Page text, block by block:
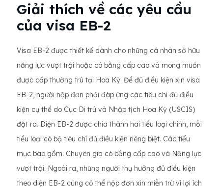
Giải thích về các yêu cầu
của visa EB-2
Visa EB-2 được thiết kế dành cho những cá nhân sở hữu
năng lực vượt trội hoặc có bằng cấp cao và mong muốn
được cấp thường trú tại Hoa Kỳ. Để đủ điều kiện xin visa
EB-2, người nộp đơn phải đáp ứng các tiêu chí đủ điều
kiện cụ thể do Cục Di trú và Nhập tịch Hoa Kỳ (USCIS)
đặt ra. Diện EB-2 được chia thành hai tiểu loại chính, mỗi
tiểu loại có bộ tiêu chí đủ điều kiện riêng biệt. Các tiểu
mục bao gồm: Chuyên gia có bằng cấp cao và Năng lực
vượt trội. Ngoài ra, những người thụ hưởng đủ điều kiện
theo diện EB-2 cũng có thể nộp đơn xin miễn trừ vì lợi ích